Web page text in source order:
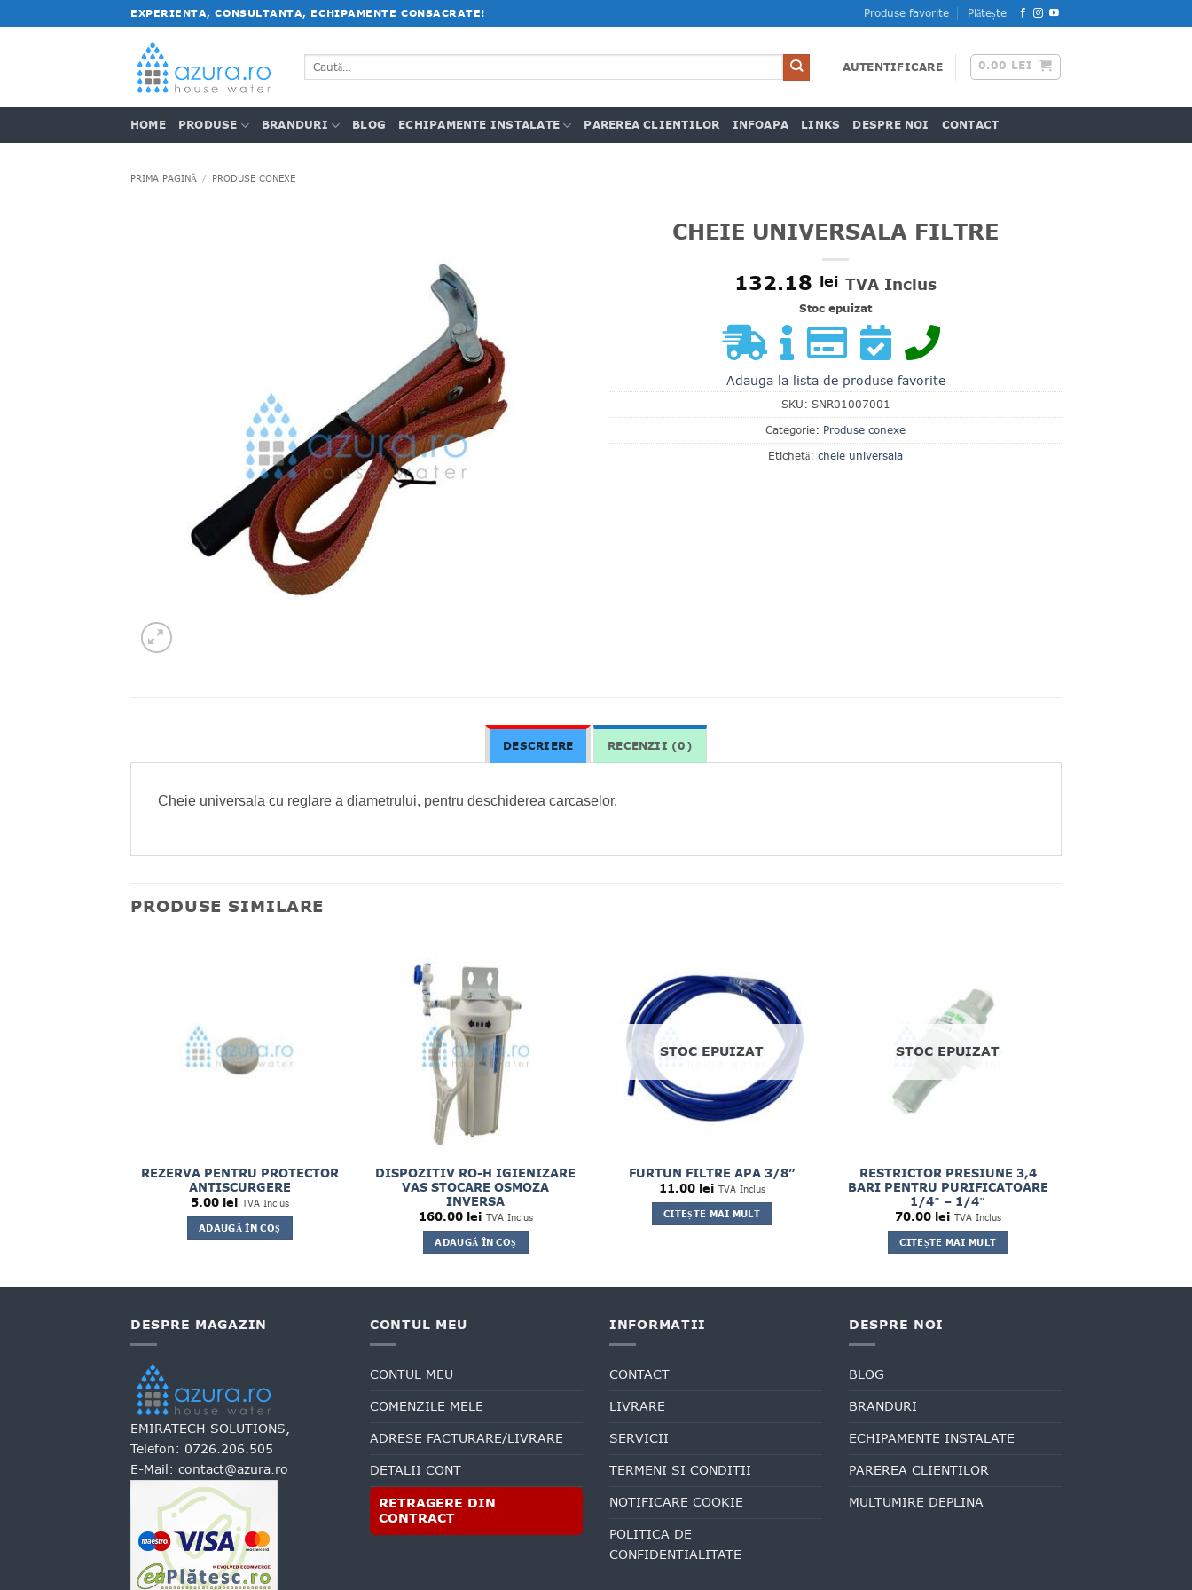
la
EXPERIENTA, CONSULTANTA, ECHIPAMENTE CONSACRATE! Produse favorite Plătește
Caută
după:
AUTENTIFICARE 0.00 LEI
HOME PRODUSE BRANDURI BLOG ECHIPAMENTE INSTALATE PAREREA CLIENTILOR INFOAPA LINKS DESPRE NOI CONTACT
PRIMA PAGINĂ / PRODUSE CONEXE
CHEIE UNIVERSALA FILTRE
132.18 lei TVA Inclus
Stoc epuizat
Adauga la lista de produse favorite
SKU: SNR01007001
Categorie: Produse conexe
Etichetă: cheie universala
DESCRIERE RECENZII (0)
Cheie universala cu reglare a diametrului, pentru deschiderea carcaselor.
PRODUSE SIMILARE
REZERVA PENTRU PROTECTOR
ANTISCURGERE
5.00 lei TVA Inclus
ADAUGĂ ÎN COȘ
DISPOZITIV RO-H IGIENIZARE
VAS STOCARE OSMOZA
INVERSA
160.00 lei TVA Inclus
ADAUGĂ ÎN COȘ
STOC EPUIZAT
FURTUN FILTRE APA 3/8”
11.00 lei TVA Inclus
CITEȘTE MAI MULT
STOC EPUIZAT
RESTRICTOR PRESIUNE 3,4
BARI PENTRU PURIFICATOARE
1/4″ – 1/4″
70.00 lei TVA Inclus
CITEȘTE MAI MULT
DESPRE MAGAZIN
EMIRATECH SOLUTIONS,
Telefon: 0726.206.505
E-Mail: contact@azura.ro
CONTUL MEU
CONTUL MEU
COMENZILE MELE
ADRESE FACTURARE/LIVRARE
DETALII CONT
RETRAGERE DIN
CONTRACT
INFORMATII
CONTACT
LIVRARE
SERVICII
TERMENI SI CONDITII
NOTIFICARE COOKIE
POLITICA DE
CONFIDENTIALITATE
DESPRE NOI
BLOG
BRANDURI
ECHIPAMENTE INSTALATE
PAREREA CLIENTILOR
MULTUMIRE DEPLINA